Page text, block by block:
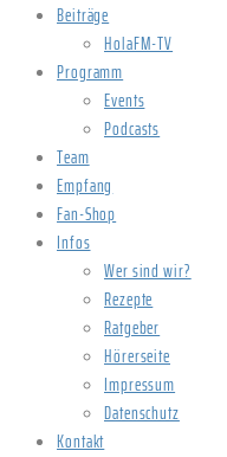
Beiträge
HolaFM-TV
Programm
Events
Podcasts
Team
Empfang
Fan-Shop
Infos
Wer sind wir?
Rezepte
Ratgeber
Hörerseite
Impressum
Datenschutz
Kontakt